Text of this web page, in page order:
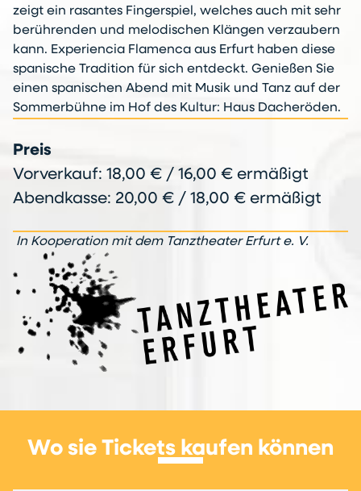
zeigt ein rasantes Fingerspiel, welches auch mit sehr
berührenden und melodischen Klängen verzaubern
kann. Experiencia Flamenca aus Erfurt haben diese
spanische Tradition für sich entdeckt. Genießen Sie
einen spanischen Abend mit Musik und Tanz auf der
Sommerbühne im Hof des Kultur: Haus Dacheröden.
Preis
Vorverkauf: 18,00 € / 16,00 € ermäßigt
Abendkasse: 20,00 € / 18,00 € ermäßigt
In Kooperation mit dem Tanztheater Erfurt e. V.
Wo sie Tickets kaufen können